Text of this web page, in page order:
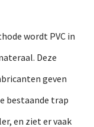
wordt PVC in
Deze
geven
bestaande trap
en ziet er vaak